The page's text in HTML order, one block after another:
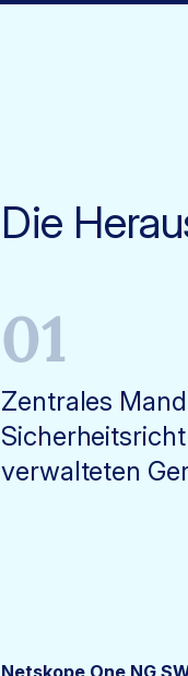
Die
01
Zentrales
verwalteten
Netskope One NG